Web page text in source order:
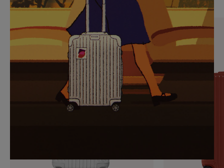
SIE,
UM
ANZUHALTEN
AUFHEBEN
DER
STUMMSCHALTUNG